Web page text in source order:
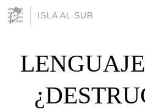
ISLA AL SUR